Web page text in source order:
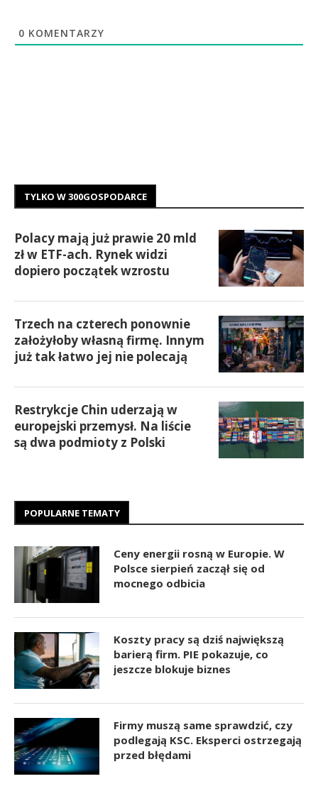
0 KOMENTARZY
TYLKO W 300GOSPODARCE
Polacy mają już prawie 20 mld
zł w ETF-ach. Rynek widzi
dopiero początek wzrostu
Trzech na czterech ponownie
założyłoby własną firmę. Innym
już tak łatwo jej nie polecają
Restrykcje Chin uderzają w
europejski przemysł. Na liście
są dwa podmioty z Polski
POPULARNE TEMATY
Ceny energii rosną w Europie. W
Polsce sierpień zaczął się od
mocnego odbicia
Koszty pracy są dziś największą
barierą firm. PIE pokazuje, co
jeszcze blokuje biznes
Firmy muszą same sprawdzić, czy
podlegają KSC. Eksperci ostrzegają
przed błędami